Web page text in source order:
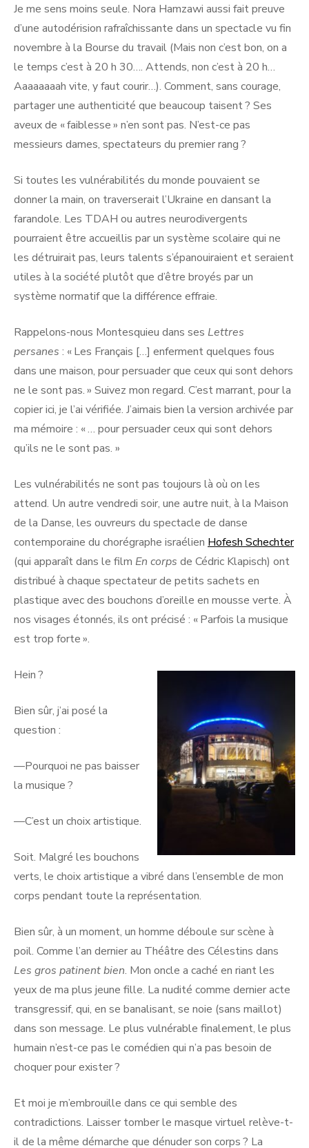
Je me sens moins seule. Nora Hamzawi aussi fait preuve
d’une autodérision rafraîchissante dans un spectacle vu fin
novembre à la Bourse du travail (Mais non c’est bon, on a
le temps c’est à 20 h 30…. Attends, non c’est à 20 h…
Aaaaaaaah vite, y faut courir…). Comment, sans courage,
partager une authenticité que beaucoup taisent ? Ses
aveux de « faiblesse » n’en sont pas. N’est-ce pas
messieurs dames, spectateurs du premier rang ?
Si toutes les vulnérabilités du monde pouvaient se
donner la main, on traverserait l’Ukraine en dansant la
farandole. Les TDAH ou autres neurodivergents
pourraient être accueillis par un système scolaire qui ne
les détruirait pas, leurs talents s’épanouiraient et seraient
utiles à la société plutôt que d’être broyés par un
système normatif que la différence effraie.
Rappelons-nous Montesquieu dans ses Lettres
persanes : « Les Français […] enferment quelques fous
dans une maison, pour persuader que ceux qui sont dehors
ne le sont pas. » Suivez mon regard. C’est marrant, pour la
copier ici, je l’ai vérifiée. J’aimais bien la version archivée par
ma mémoire : « … pour persuader ceux qui sont dehors
qu’ils ne le sont pas. »
Les vulnérabilités ne sont pas toujours là où on les
attend. Un autre vendredi soir, une autre nuit, à la Maison
de la Danse, les ouvreurs du spectacle de danse
contemporaine du chorégraphe israélien Hofesh Schechter
(qui apparaît dans le film En corps de Cédric Klapisch) ont
distribué à chaque spectateur de petits sachets en
plastique avec des bouchons d’oreille en mousse verte. À
nos visages étonnés, ils ont précisé : « Parfois la musique
est trop forte ».
Hein ?
Bien sûr, j’ai posé la
question :
—Pourquoi ne pas baisser
la musique ?
—C’est un choix artistique.
Soit. Malgré les bouchons
verts, le choix artistique a vibré dans l’ensemble de mon
corps pendant toute la représentation.
Bien sûr, à un moment, un homme déboule sur scène à
poil. Comme l’an dernier au Théâtre des Célestins dans
Les gros patinent bien. Mon oncle a caché en riant les
yeux de ma plus jeune fille. La nudité comme dernier acte
transgressif, qui, en se banalisant, se noie (sans maillot)
dans son message. Le plus vulnérable finalement, le plus
humain n’est-ce pas le comédien qui n’a pas besoin de
choquer pour exister ?
Et moi je m’embrouille dans ce qui semble des
contradictions. Laisser tomber le masque virtuel relève-t-
il de la même démarche que dénuder son corps ? La